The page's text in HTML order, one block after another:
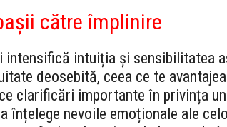
către împlinire
intensifică intuiția și sensibilitatea
deosebită, ceea ce te
clarificări importante în privința
înțelege nevoile emoționale ale